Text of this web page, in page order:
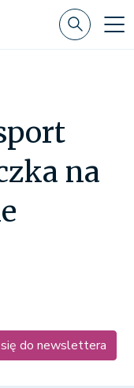
na
do newslettera